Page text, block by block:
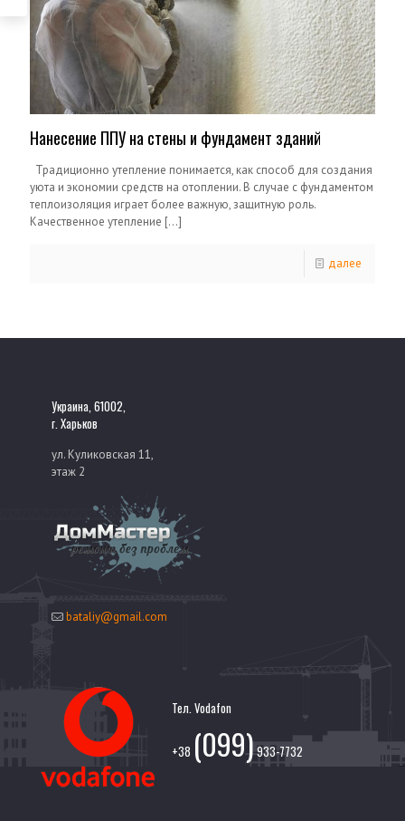
Нанесение ППУ на стены и фундамент зданий
Традиционно утепление понимается, как способ для создания
уюта и экономии средств на отоплении. В случае с фундаментом
теплоизоляция играет более важную, защитную роль.
Качественное утепление […]
далее
Украина, 61002,
г. Харьков
ул. Куликовская 11,
этаж 2
bataliy@gmail.com
Тел. Vodafon
+38 (099)933-7732